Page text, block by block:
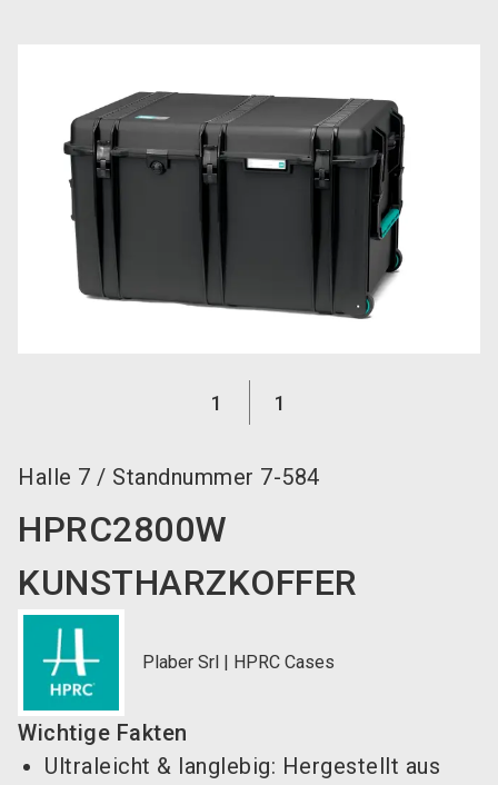
1 1
Halle 7 / Standnummer 7-584
HPRC2800W
KUNSTHARZKOFFER
Plaber Srl | HPRC Cases
Wichtige Fakten
Ultraleicht & langlebig: Hergestellt aus